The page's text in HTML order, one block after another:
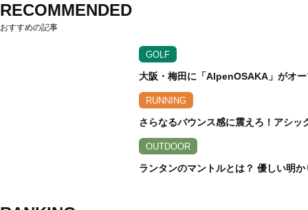
RECOMMENDED
おすすめの記事
GOLF
大阪・梅田に「AlpenOSAKA」がオ
RUNNING
さらなるバウンス感に震えろ！アシ
OUTDOOR
ランタンのマントルとは？ 優しい明